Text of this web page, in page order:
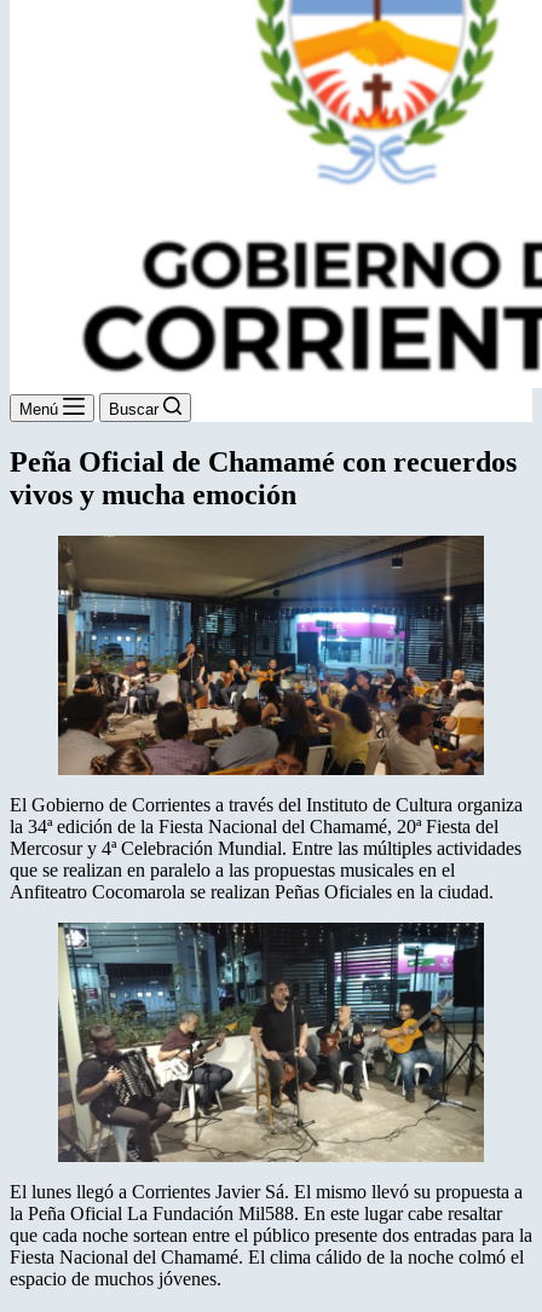
Menú Buscar
Peña Oficial de Chamamé con recuerdos
vivos y mucha emoción
El Gobierno de Corrientes a través del Instituto de Cultura organiza
la 34ª edición de la Fiesta Nacional del Chamamé, 20ª Fiesta del
Mercosur y 4ª Celebración Mundial. Entre las múltiples actividades
que se realizan en paralelo a las propuestas musicales en el
Anfiteatro Cocomarola se realizan Peñas Oficiales en la ciudad.
El lunes llegó a Corrientes Javier Sá. El mismo llevó su propuesta a
la Peña Oficial La Fundación Mil588. En este lugar cabe resaltar
que cada noche sortean entre el público presente dos entradas para la
Fiesta Nacional del Chamamé. El clima cálido de la noche colmó el
espacio de muchos jóvenes.